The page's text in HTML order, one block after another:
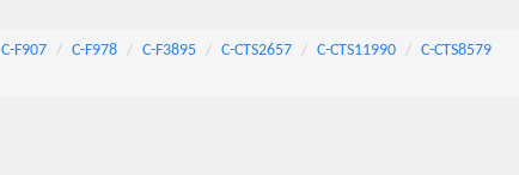
C-F907 C-F978 C-F3895 C-CTS2657 C-CTS11990
C-CTS8579